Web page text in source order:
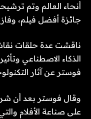
أنحاء العالم وتم
جائزة أفضل فيلم،
ناقشت عدة حلقات
الذكاء الاصطناعي
فوستر عن آثار
وقال فوستر بعد أن
على صناعة الأفلام